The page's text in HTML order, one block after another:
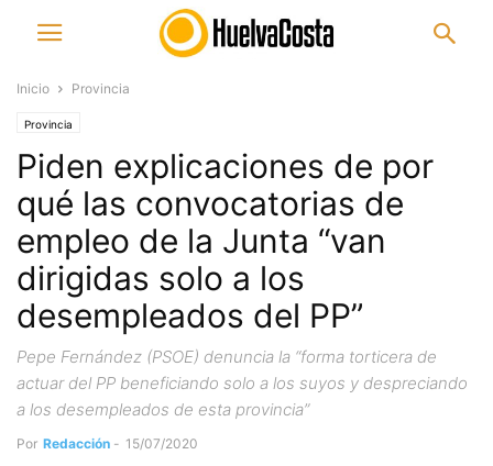
Inicio Provincia
Provincia
Piden explicaciones de por
qué las convocatorias de
empleo de la Junta “van
dirigidas solo a los
desempleados del PP”
Pepe Fernández (PSOE) denuncia la “forma torticera de
actuar del PP beneficiando solo a los suyos y despreciando
a los desempleados de esta provincia”
Por Redacción - 15/07/2020